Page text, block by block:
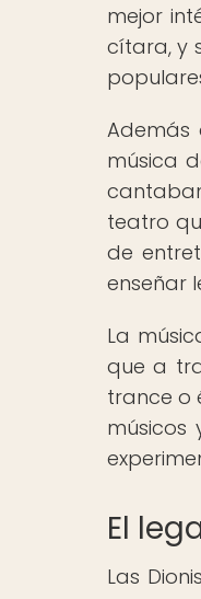
mejor
cítara, y
Además
música
teatro
de
enseñar
La
que a
trance o
músicos
El
Las